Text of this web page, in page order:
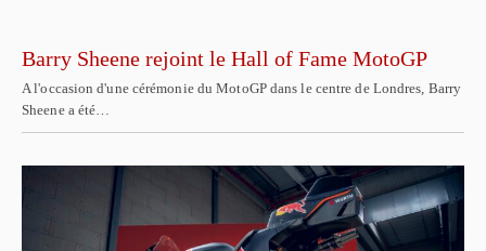
Barry Sheene rejoint le Hall of Fame MotoGP
A l'occasion d'une cérémonie du MotoGP dans le centre de Londres, Barry
Sheene a été…